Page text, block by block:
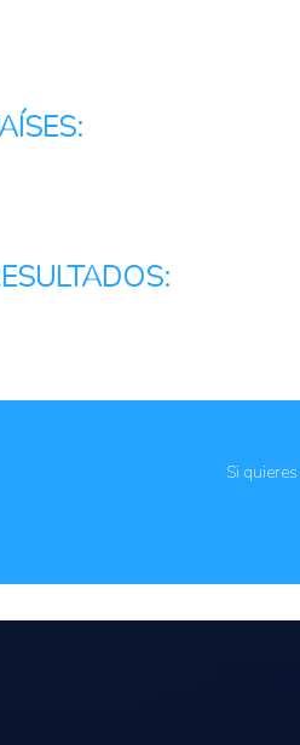
(productos)
y administrativo
Si